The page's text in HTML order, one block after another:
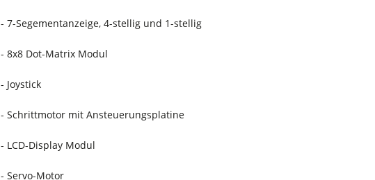
- 7-Segementanzeige, 4-stellig und 1-stellig
- 8x8 Dot-Matrix Modul
- Joystick
- Schrittmotor mit Ansteuerungsplatine
- LCD-Display Modul
- Servo-Motor